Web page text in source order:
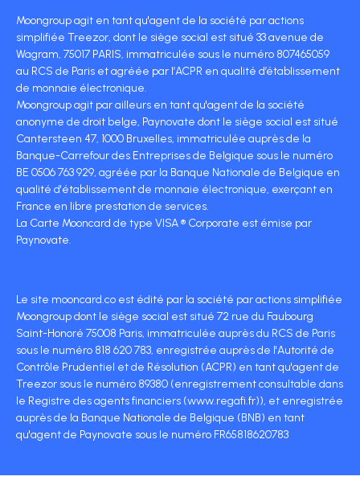
Moongroup agit en tant qu'agent de la société par actions
simplifiée Treezor, dont le siège social est situé 33 avenue de
Wagram, 75017 PARIS, immatriculée sous le numéro 807465059
au RCS de Paris et agréée par l’ACPR en qualité d’établissement
de monnaie électronique.
Moongroup agit par ailleurs en tant qu'agent de la société
anonyme de droit belge, Paynovate dont le siège social est situé
Cantersteen 47, 1000 Bruxelles, immatriculée auprès de la
Banque-Carrefour des Entreprises de Belgique sous le numéro
BE 0506 763 929, agréée par la Banque Nationale de Belgique en
qualité d'établissement de monnaie électronique, exerçant en
France en libre prestation de services.
La Carte Mooncard de type VISA ® Corporate est émise par
Paynovate.
Le site mooncard.co est édité par la société par actions simplifiée
Moongroup dont le siège social est situé 72 rue du Faubourg
Saint-Honoré 75008 Paris, immatriculée auprès du RCS de Paris
sous le numéro 818 620 783, enregistrée auprès de l'Autorité de
Contrôle Prudentiel et de Résolution (ACPR) en tant qu'agent de
Treezor sous le numéro 89380 (enregistrement consultable dans
le Registre des agents financiers (www.regafi.fr)), et enregistrée
auprès de la Banque Nationale de Belgique (BNB) en tant
qu'agent de Paynovate sous le numéro FR65818620783